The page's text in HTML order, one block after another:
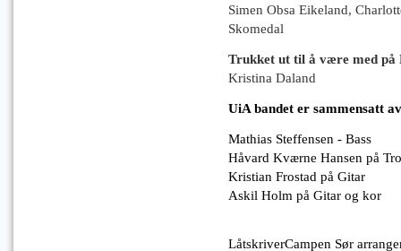
Simen Obsa Eikeland,
Skomedal
Trukket ut til å være med
Kristina Daland
UiA bandet er sammensatt
Mathias Steffensen - Bass
Håvard Kværne Hansen på
Kristian Frostad på Gitar
Askil Holm på Gitar og kor
LåtskriverCampen Sør